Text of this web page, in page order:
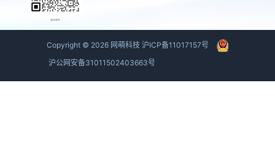
商务联系
Copyright © 2026 网萌科技 沪ICP备11017157号
沪公网安备31011502403663号